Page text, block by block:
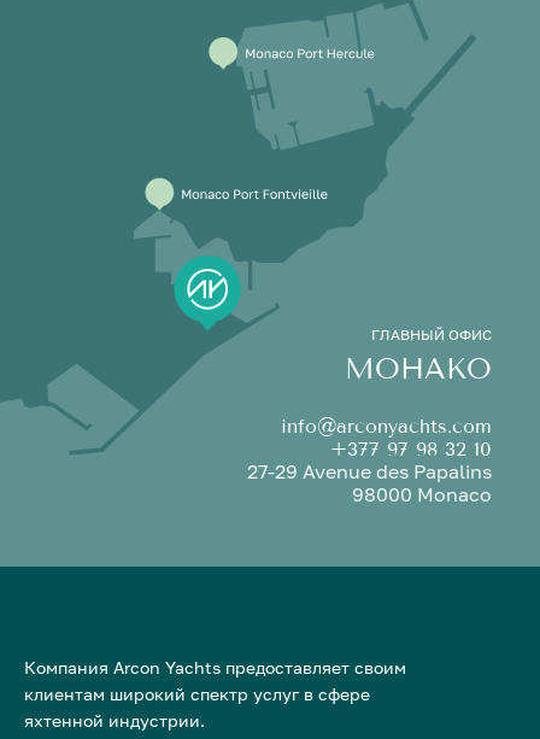
ГЛАВНЫЙ ОФИС
МОНАКО
info@arconyachts.com
+377 97 98 32 10
27-29 Avenue des Papalins
98000 Monaco
Компания Arcon Yachts предоставляет своим
клиентам широкий спектр услуг в сфере
яхтенной индустрии.